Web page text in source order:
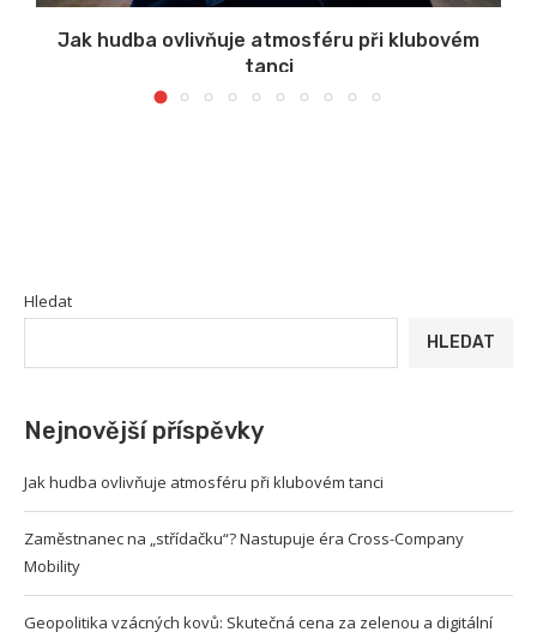
Jak hudba ovlivňuje atmosféru při klubovém
tanci
Hledat
HLEDAT
Nejnovější příspěvky
Jak hudba ovlivňuje atmosféru při klubovém tanci
Zaměstnanec na „střídačku“? Nastupuje éra Cross-Company
Mobility
Geopolitika vzácných kovů: Skutečná cena za zelenou a digitální